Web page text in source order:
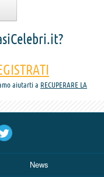
aiutarti a RECUPERARE LA
News